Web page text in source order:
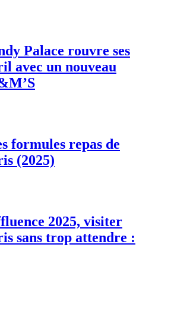
Palace rouvre ses
avec un nouveau
formules repas de
(2025)
2025, visiter
sans trop attendre :